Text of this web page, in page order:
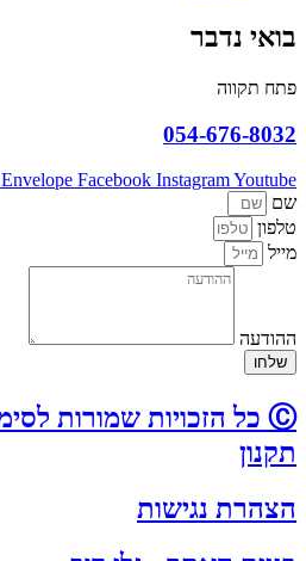
בואי נדבר
פתח תקווה
054-676-8032
Envelope Facebook InstagramYoutube
שם
טלפון
מייל
ההודעה
שלחו
תקנון
הצהרת נגישות